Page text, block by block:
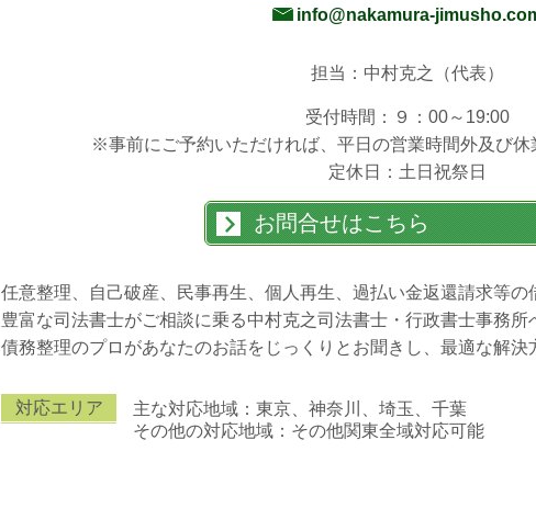
info@nakamura-
担当：中村克之（代表）
受付時間：９：00～19:00
※事前にご予約いただければ、平日の営業時間外及び休
定休日：土日祝祭日
お問合せはこちら
任意整理、自己破産、民事再生、個人再生、過払い金返還請求等
豊富な司法書士がご相談に乗る中村克之司法書士・行政書士事務所
債務整理のプロがあなたのお話をじっくりとお聞きし、最適な解決
対応エリア
主な対応地域：東京、神奈川、埼玉、千葉
その他の対応地域：その他関東全域対応可能